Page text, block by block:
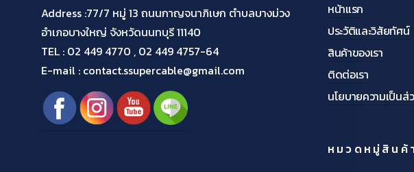
Address :77/7 หมู่ 13 ถนนกาญจนาภิเษก ตำบลบางม่วง
อำเภอบางใหญ่ จังหวัดนนทบุรี 11140
TEL : 02 449 4770 , 02 449 4757-64
E-mail : contact.ssupercable@gmail.com
หน้าแรก
ประวัติและวิสัยทัศน์
สินค้าของเรา
ติดต่อเรา
นโยบายความเป็นส่
หมวดหมู่สินค้